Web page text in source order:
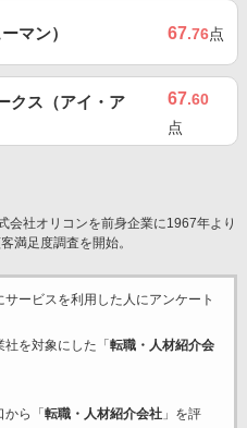
マン） 67.76点
クス（アイ・ア
67.60
点
会社オリコンを前身企業に1967年より
満足度調査を開始。
サービスを利用した 人にアンケート
社を対象にした「 転職・人材紹介会
ら「 転職・人材紹介会社」を評